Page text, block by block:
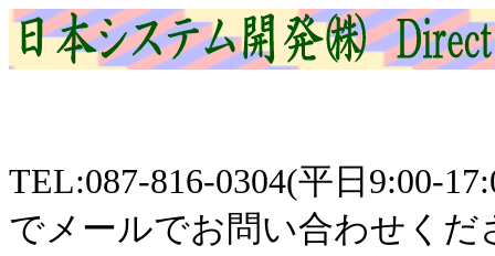
TEL:087-816-0304(平日9:00-
でメールでお問い合わせくだ